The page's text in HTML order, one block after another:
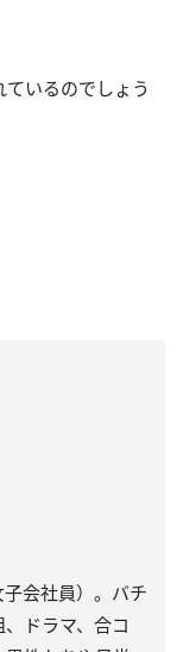
いるのでしょう
会社員）。バチ
ドラマ、合コ